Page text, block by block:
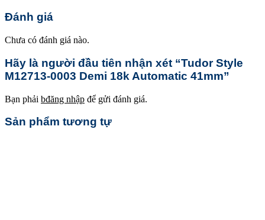
Đánh giá
Chưa có đánh giá nào.
Hãy là người đầu tiên nhận xét “Tudor Style
M12713-0003 Demi 18k Automatic 41mm”
Bạn phải bđăng nhập để gửi đánh giá.
Sản phẩm tương tự